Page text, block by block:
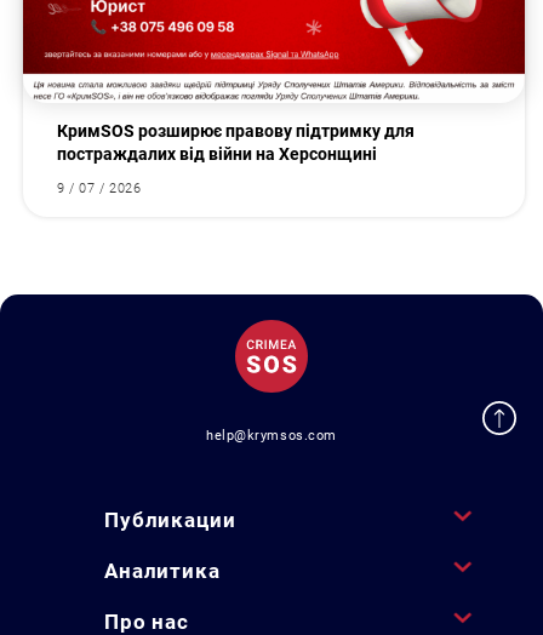
КримSOS розширює правову підтримку для
постраждалих від війни на Херсонщині
9 / 07 / 2026
help@krymsos.com
Публикации
Аналитика
Про нас